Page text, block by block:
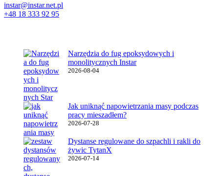
instar@instar.net.pl
+48 18 333 92 95
Narzędzia do fug epoksydowych i
monolitycznych Instar
2026-08-04
Jak uniknąć napowietrzania masy podczas
pracy mieszadłem?
2026-07-28
Dystanse regulowane do szpachli i rakli do
żywic TytanX
2026-07-14